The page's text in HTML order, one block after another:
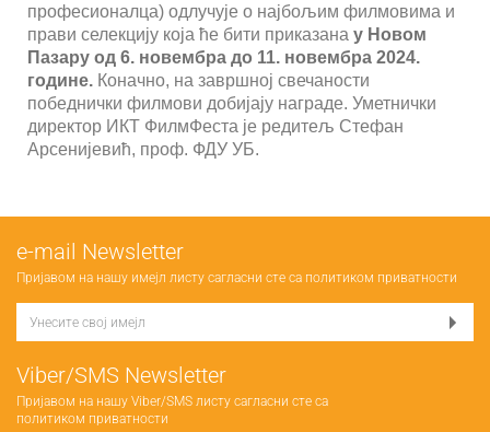
професионалца) одлучује о најбољим филмовима и
прави селекцију која ће бити приказана у Новом
Пазару од 6. новембра до 11. новембра 2024.
године. Коначно, на завршној свечаности
победнички филмови добијају награде. Уметнички
директор ИКТ ФилмФеста је редитељ Стефан
Арсенијевић, проф. ФДУ УБ.
е-mail Newsletter
Пријавом на нашу имејл листу сагласни сте са политиком приватности
Viber/SMS Newsletter
Пријавом на нашу Viber/SMS листу сагласни сте са
политиком приватности